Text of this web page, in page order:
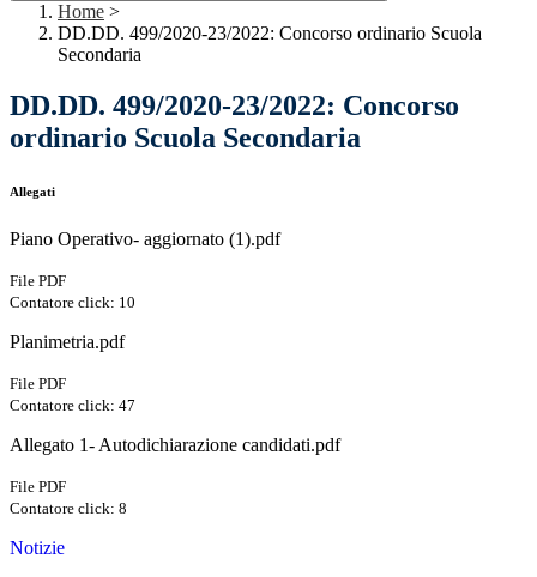
Home >
DD.DD. 499/2020-23/2022: Concorso ordinario Scuola
Secondaria
DD.DD. 499/2020-23/2022: Concorso
ordinario Scuola Secondaria
Allegati
Piano Operativo- aggiornato (1).pdf
File PDF
Contatore click: 10
Planimetria.pdf
File PDF
Contatore click: 47
Allegato 1- Autodichiarazione candidati.pdf
File PDF
Contatore click: 8
Notizie